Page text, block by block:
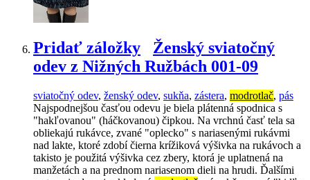
Pridať záložky
Ženský sviatočný
odev z Nižných Ružbách 001-09
sviatočný odev, ženský odev, sukňa, zástera, modrotlač, pás
Najspodnejšou časťou odevu je biela plátenná spodnica s
"hakľovanou" (háčkovanou) čipkou. Na vrchnú časť tela sa
obliekajú rukávce, zvané "oplecko" s nariasenými rukávmi
nad lakte, ktoré zdobí čierna krížiková výšivka na rukávoch a
takisto je použitá výšivka cez zbery, ktorá je uplatnená na
manžetách a na prednom nariasenom dieli na hrudi. Ďalšími